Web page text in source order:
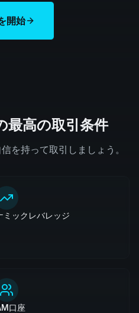
開始
最高の取引条件
を持って取引しましょう。
ックレバレッジ
口座